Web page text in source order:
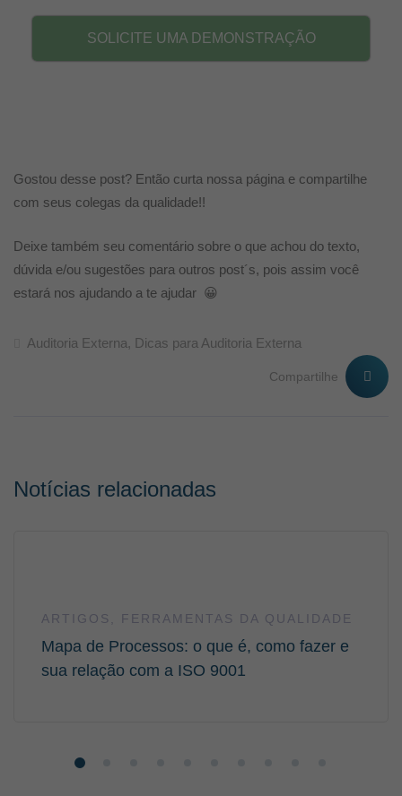
SOLICITE UMA DEMONSTRAÇÃO
Gostou desse post? Então curta nossa página e compartilhe
com seus colegas da qualidade!!
Deixe também seu comentário sobre o que achou do texto,
dúvida e/ou sugestões para outros post´s, pois assim você
estará nos ajudando a te ajudar 😀
Auditoria Externa, Dicas para Auditoria Externa
Compartilhe
Notícias relacionadas
ARTIGOS FERRAMENTAS DA QUALIDADE
Mapa de Processos: o que é, como fazer e
sua relação com a ISO 9001